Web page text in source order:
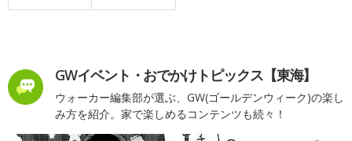
GWイベント・おでかけトピックス【東海】
ウォーカー編集部が選ぶ、GW(ゴールデンウィーク)の楽し
み方を紹介。家で楽しめるコンテンツも続々！